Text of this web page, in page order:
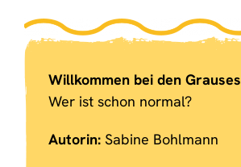
Willkommen bei den Grauses
Wer ist schon normal?
Autorin: Sabine Bohlmann